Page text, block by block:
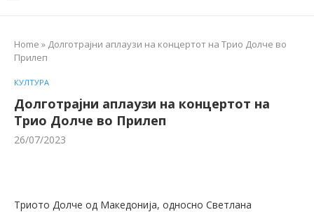
Home » Долготрајни аплаузи на концертот на Трио Долче во
Прилеп
КУЛТУРА
Долготрајни аплаузи на концертот на
Трио Долче во Прилеп
26/07/2023
Триото Долче од Македонија, односно Светлана